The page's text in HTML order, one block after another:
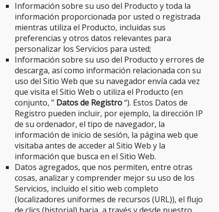
Información sobre su uso del Producto y toda la
información proporcionada por usted o registrada
mientras utiliza el Producto, incluidas sus
preferencias y otros datos relevantes para
personalizar los Servicios para usted;
Información sobre su uso del Producto y errores de
descarga, así como información relacionada con su
uso del Sitio Web que su navegador envía cada vez
que visita el Sitio Web o utiliza el Producto (en
conjunto, ” Datos de Registro“). Estos Datos de
Registro pueden incluir, por ejemplo, la dirección IP
de su ordenador, el tipo de navegador, la
información de inicio de sesión, la página web que
visitaba antes de acceder al Sitio Web y la
información que busca en el Sitio Web.
Datos agregados, que nos permiten, entre otras
cosas, analizar y comprender mejor su uso de los
Servicios, incluido el sitio web completo
(localizadores uniformes de recursos (URL)), el flujo